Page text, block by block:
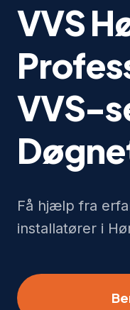
VVS
VVS-
Få hjælp fra
installatører i